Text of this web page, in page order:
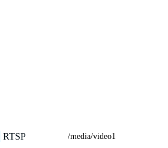
RTSP /media/video1